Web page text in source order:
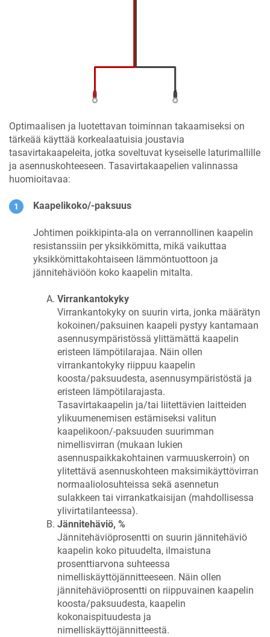
Optimaalisen ja luotettavan toiminnan takaamiseksi on
tärkeää käyttää korkealaatuisia joustavia
tasavirtakaapeleita, jotka soveltuvat kyseiselle laturimallille
ja asennuskohteeseen. Tasavirtakaapelien valinnassa
huomioitavaa:
Kaapelikoko/-paksuus
Johtimen poikkipinta-ala on verrannollinen kaapelin
resistanssiin per yksikkömitta, mikä vaikuttaa
yksikkömittakohtaiseen lämmöntuottoon ja
jännitehäviöön koko kaapelin mitalta.
Virrankantokyky
Virrankantokyky on suurin virta, jonka määrätyn
kokoinen/paksuinen kaapeli pystyy kantamaan
asennusympäristössä ylittämättä kaapelin
eristeen lämpötilarajaa. Näin ollen
virrankantokyky riippuu kaapelin
koosta/paksuudesta, asennusympäristöstä ja
eristeen lämpötilarajasta.
Tasavirtakaapelin ja/tai liitettävien laitteiden
ylikuumenemisen estämiseksi valitun
kaapelikoon/-paksuuden suurimman
nimellisvirran (mukaan lukien
asennuspaikkakohtainen varmuuskerroin) on
ylitettävä asennuskohteen maksimikäyttövirran
normaaliolosuhteissa sekä asennetun
sulakkeen tai virrankatkaisijan (mahdollisessa
ylivirtatilanteessa).
Jännitehäviö, %
Jännitehäviöprosentti on suurin jännitehäviö
kaapelin koko pituudelta, ilmaistuna
prosenttiarvona suhteessa
nimelliskäyttöjännitteeseen. Näin ollen
jännitehäviöprosentti on riippuvainen kaapelin
koosta/paksuudesta, kaapelin
kokonaispituudesta ja
nimelliskäyttöjännitteestä.